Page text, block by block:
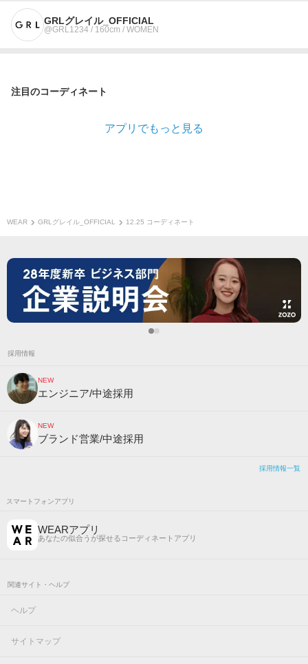
GRLグレイル_OFFICIAL
@GRL1234 / 160cm / WOMEN
注目のコーディネート
アプリでもっと見る
WEAR GRLグレイル_OFFICIAL 12.25 コーディネート
採用情報
NEW
エンジニア/中途採用
NEW
ブランド営業/中途採用
採用情報一覧
スマートフォンアプリ
WEARアプリ
あなたの似合うが探せるコーディネートアプリ
関連サイト・ヘルプ
ヘルプ
サイトマップ